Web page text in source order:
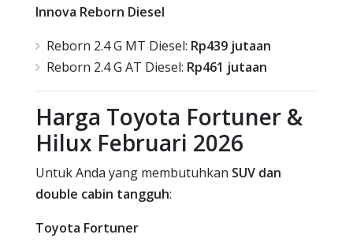
Innova Reborn Diesel
Reborn 2.4 G MT Diesel: Rp439 jutaan
Reborn 2.4 G AT Diesel: Rp461 jutaan
Harga Toyota Fortuner &
Hilux Februari 2026
Untuk Anda yang membutuhkan SUV dan
double cabin tangguh:
Toyota Fortuner